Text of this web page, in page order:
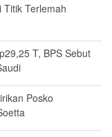
Titik Terlemah
T, BPS Sebut
Posko